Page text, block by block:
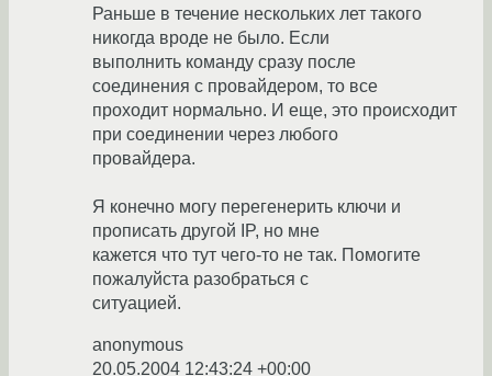
Раньше в течение нескольких лет такого
никогда вроде не было. Если
выполнить команду сразу после
соединения с провайдером, то все
проходит нормально. И еще, это происходит
при соединении через любого
провайдера.
Я конечно могу перегенерить ключи и
прописать другой IP, но мне
кажется что тут чего-то не так. Помогите
пожалуйста разобраться с
ситуацией.
anonymous
20.05.2004 12:43:24 +00:00